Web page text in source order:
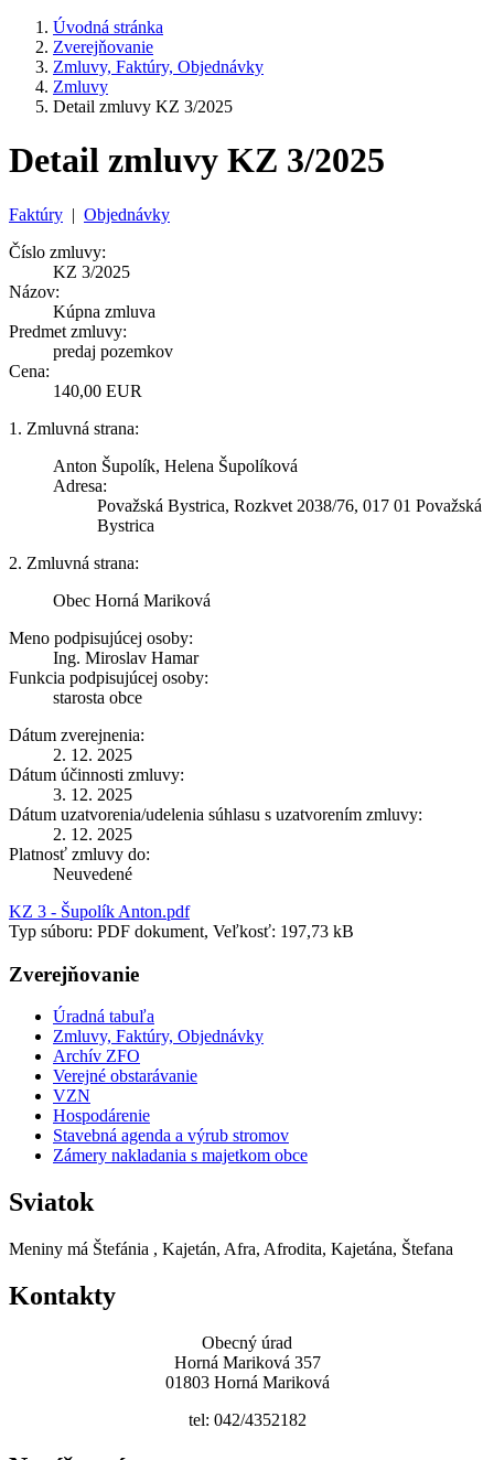
Úvodná stránka
Zverejňovanie
Zmluvy, Faktúry, Objednávky
Zmluvy
Detail zmluvy KZ 3/2025
Detail zmluvy KZ 3/2025
Faktúry | Objednávky
Číslo zmluvy:
KZ 3/2025
Názov:
Kúpna zmluva
Predmet zmluvy:
predaj pozemkov
Cena:
140,00 EUR
1. Zmluvná strana:
Anton Šupolík, Helena Šupolíková
Adresa:
Považská Bystrica, Rozkvet 2038/76, 017 01 Považská
Bystrica
2. Zmluvná strana:
Obec Horná Mariková
Meno podpisujúcej osoby:
Ing. Miroslav Hamar
Funkcia podpisujúcej osoby:
starosta obce
Dátum zverejnenia:
2. 12. 2025
Dátum účinnosti zmluvy:
3. 12. 2025
Dátum uzatvorenia/udelenia súhlasu s uzatvorením zmluvy:
2. 12. 2025
Platnosť zmluvy do:
Neuvedené
KZ 3 - Šupolík Anton.pdf
Typ súboru: PDF dokument, Veľkosť: 197,73 kB
Zverejňovanie
Úradná tabuľa
Zmluvy, Faktúry, Objednávky
Archív ZFO
Verejné obstarávanie
VZN
Hospodárenie
Stavebná agenda a výrub stromov
Zámery nakladania s majetkom obce
Sviatok
Meniny má Štefánia , Kajetán, Afra, Afrodita, Kajetána, Štefana
Kontakty
Obecný úrad
Horná Mariková 357
01803 Horná Mariková
tel: 042/4352182